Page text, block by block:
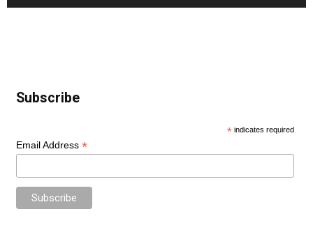
Subscribe
* indicates required
Email Address *